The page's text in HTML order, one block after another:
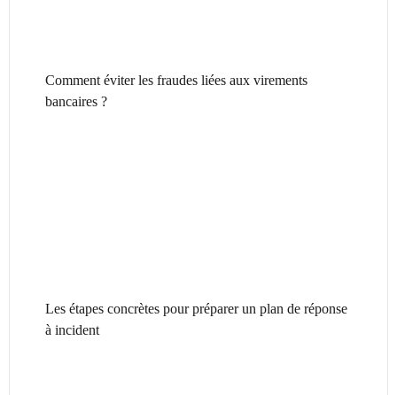
Comment éviter les fraudes liées aux virements
bancaires ?
Les étapes concrètes pour préparer un plan de réponse
à incident